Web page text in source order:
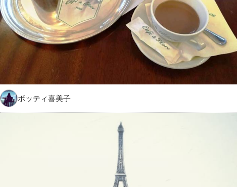
ボッティ喜美子